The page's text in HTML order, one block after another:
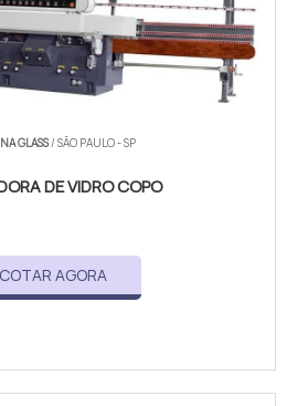
GLASS/ SÃO PAULO - SP
DE VIDRO COPO
COTAR AGORA